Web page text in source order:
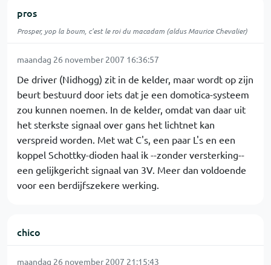
pros
Prosper, yop la boum, c'est le roi du macadam (aldus Maurice Chevalier)
maandag 26 november 2007 16:36:57
De driver (Nidhogg) zit in de kelder, maar wordt op zijn
beurt bestuurd door iets dat je een domotica-systeem
zou kunnen noemen. In de kelder, omdat van daar uit
het sterkste signaal over gans het lichtnet kan
verspreid worden. Met wat C's, een paar L's en een
koppel Schottky-dioden haal ik --zonder versterking--
een gelijkgericht signaal van 3V. Meer dan voldoende
voor een berdijfszekere werking.
chico
maandag 26 november 2007 21:15:43